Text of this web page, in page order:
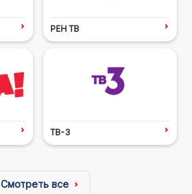
РЕН ТВ
ТВ-3
Смотреть все